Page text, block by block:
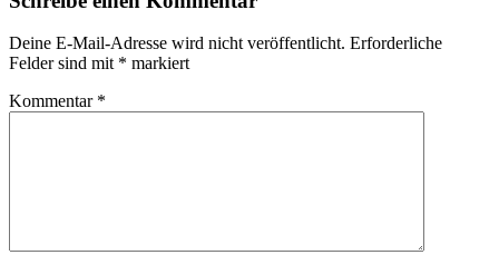
Deine E-Mail-Adresse wird nicht veröffentlicht. Erforderliche
Felder sind mit * markiert
Kommentar *